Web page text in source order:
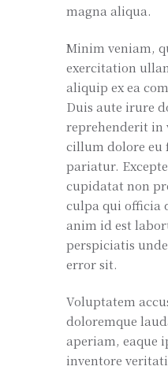
magna aliqua.
Minim veniam,
exercitation
aliquip ex ea
Duis aute irure
reprehenderit in
cillum dolore eu
pariatur.
cupidatat non
culpa qui officia
anim id est
perspiciatis
error sit.
Voluptatem
doloremque
aperiam, eaque
inventore